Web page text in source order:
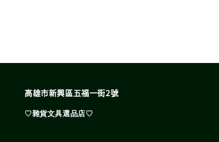
高雄市新興區五福一街2號
♡雜貨文具選品店♡